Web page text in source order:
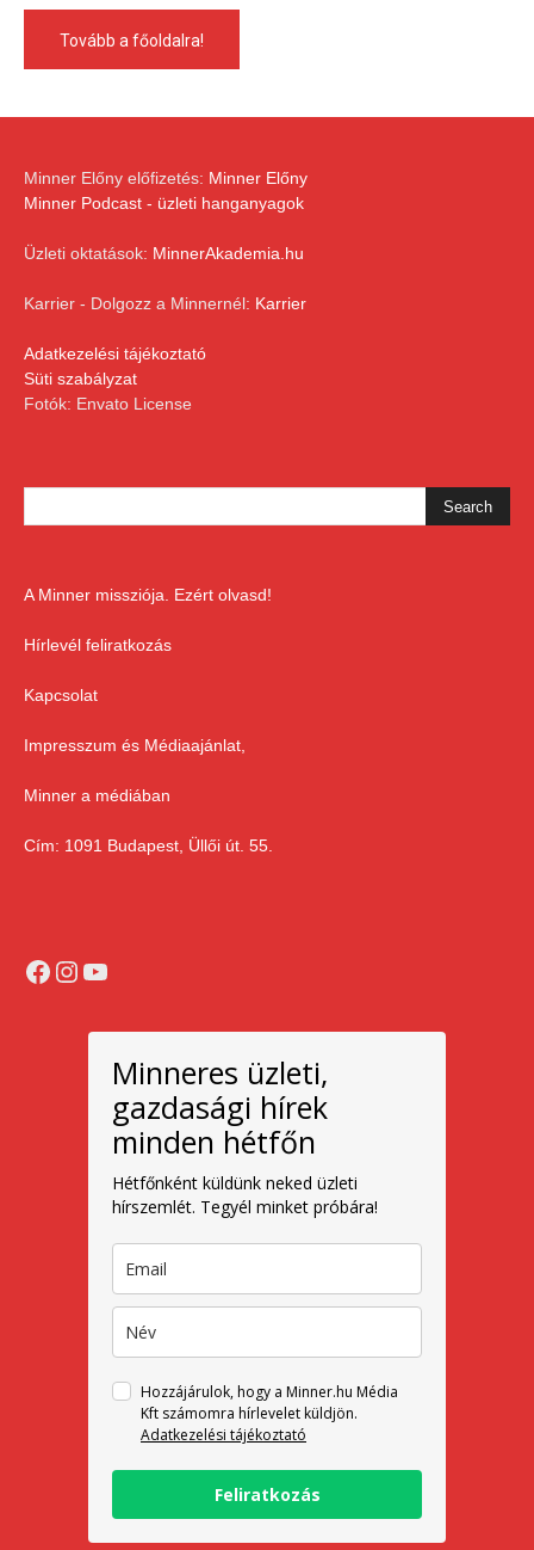
Tovább a főoldalra!
Minner Előny előfizetés: Minner Előny
Minner Podcast - üzleti hanganyagok
Üzleti oktatások: MinnerAkademia.hu
Karrier - Dolgozz a Minnernél: Karrier
Adatkezelési tájékoztató
Süti szabályzat
Fotók: Envato License
A Minner missziója. Ezért olvasd!
Hírlevél feliratkozás
Kapcsolat
Impresszum és Médiaajánlat,
Minner a médiában
Cím: 1091 Budapest, Üllői út. 55.
Facebook
Instagram
YouTube
Minneres üzleti,
gazdasági hírek
minden hétfőn
Hétfőnként küldünk neked üzleti
hírszemlét. Tegyél minket próbára!
Hozzájárulok, hogy a Minner.hu Média
Kft számomra hírlevelet küldjön.
Adatkezelési tájékoztató
Feliratkozás